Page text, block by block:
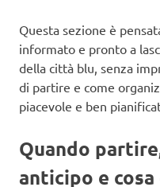
Questa sezione è
informato e pronto a
della città blu, senza
di partire e come
piacevole e ben
Quando
anticipo e